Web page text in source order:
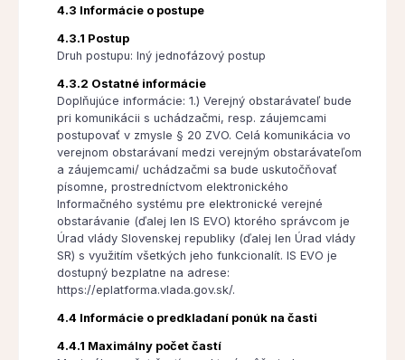
4.3 Informácie o postupe
4.3.1 Postup
Druh postupu: Iný jednofázový postup
4.3.2 Ostatné informácie
Doplňujúce informácie: 1.) Verejný obstarávateľ bude
pri komunikácii s uchádzačmi, resp. záujemcami
postupovať v zmysle § 20 ZVO. Celá komunikácia vo
verejnom obstarávaní medzi verejným obstarávateľom
a záujemcami/ uchádzačmi sa bude uskutočňovať
písomne, prostredníctvom elektronického
Informačného systému pre elektronické verejné
obstarávanie (ďalej len IS EVO) ktorého správcom je
Úrad vlády Slovenskej republiky (ďalej len Úrad vlády
SR) s využitím všetkých jeho funkcionalít. IS EVO je
dostupný bezplatne na adrese:
https://eplatforma.vlada.gov.sk/.
4.4 Informácie o predkladaní ponúk na časti
4.4.1 Maximálny počet častí